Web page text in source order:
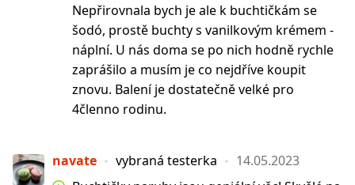
Nepřirovnala bych je ale k buchtičkám se
šodó, prostě buchty s vanilkovým krémem -
náplní. U nás doma se po nich hodně rychle
zaprášilo a musím je co nejdříve koupit
znovu. Balení je dostatečně velké pro
4členno rodinu.
navate vybraná testerka
14.05.2023